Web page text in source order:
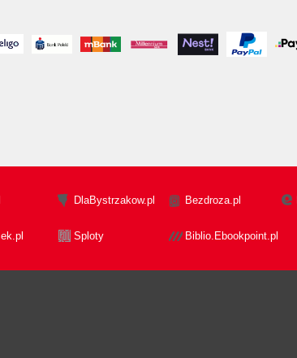
DlaBystrzakow.pl Bezdroza.pl
Sploty Biblio.Ebookpoint.pl